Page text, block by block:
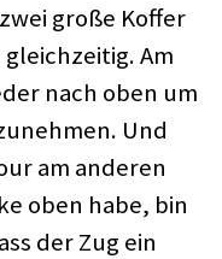
große Koffer
Am
nach oben um
Und
am anderen
oben habe, bin
der Zug ein